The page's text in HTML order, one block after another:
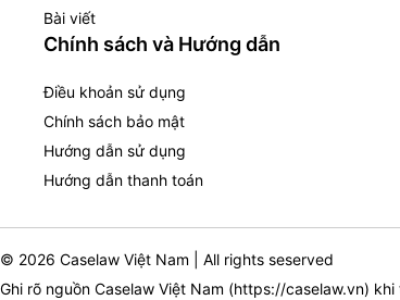
Bài viết
Chính sách và Hướng dẫn
Điều khoản sử dụng
Chính sách bảo mật
Hướng dẫn sử dụng
Hướng dẫn thanh toán
© 2026 Caselaw Việt Nam | All rights seserved
Ghi rõ nguồn Caselaw Việt Nam (https://caselaw.vn) khi